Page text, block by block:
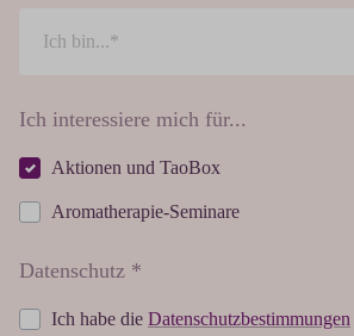
Ich interessiere mich für...
Aktionen und TaoBox
Aromatherapie-Seminare
Datenschutz *
Ich habe die Datenschutzbestimmungen